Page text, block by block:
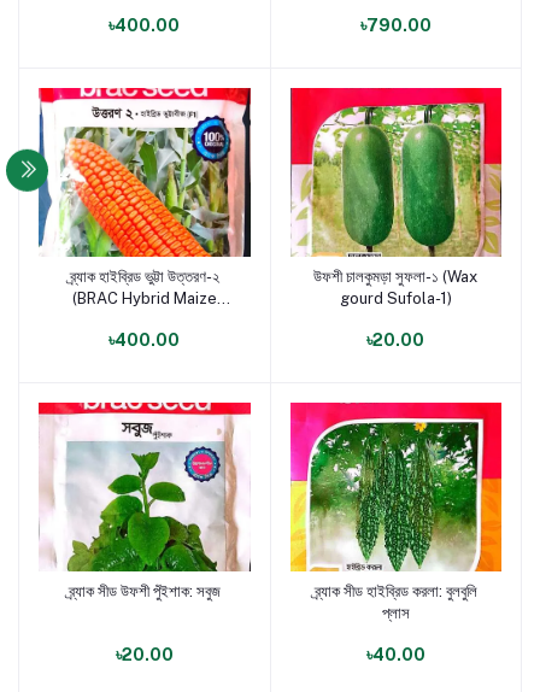
৳400.00 ৳790.00
পণ্য যোগ করুন
ব্র্যাক হাইব্রিড ভুট্টা উত্তরণ-২
(BRAC Hybrid Maize
৳400.00
পণ্য যোগ করুন
উফশী চালকুমড়া সুফলা-১ (Wax
gourd Sufola-1)
৳20.00
পণ্য যোগ করুন
ব্র্যাক সীড উফশী পুঁইশাক: সবুজ
৳20.00
পণ্য যোগ করুন
ব্র্যাক সীড হাইব্রিড করলা: বুলবুলি
প্লাস
৳40.00